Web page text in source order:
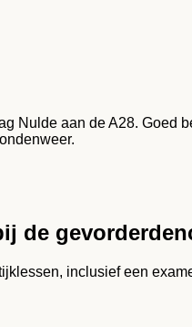
Nulde aan de A28. Goed
de
inclusief een